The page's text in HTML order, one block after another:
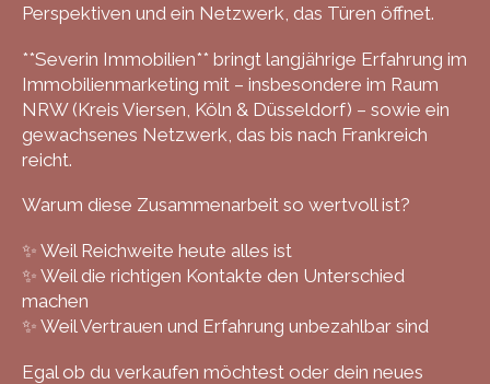
Perspektiven und ein Netzwerk, das Türen öffnet.
**Severin Immobilien** bringt langjährige Erfahrung im
Immobilienmarketing mit – insbesondere im Raum
NRW (Kreis Viersen, Köln & Düsseldorf) – sowie ein
gewachsenes Netzwerk, das bis nach Frankreich
reicht.
Warum diese Zusammenarbeit so wertvoll ist?
✨ Weil Reichweite heute alles ist
✨ Weil die richtigen Kontakte den Unterschied
machen
✨ Weil Vertrauen und Erfahrung unbezahlbar sind
Egal ob du verkaufen möchtest oder dein neues